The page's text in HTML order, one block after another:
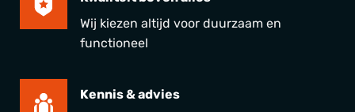
Wij kiezen altijd voor duurzaam en
functioneel
Kennis & advies